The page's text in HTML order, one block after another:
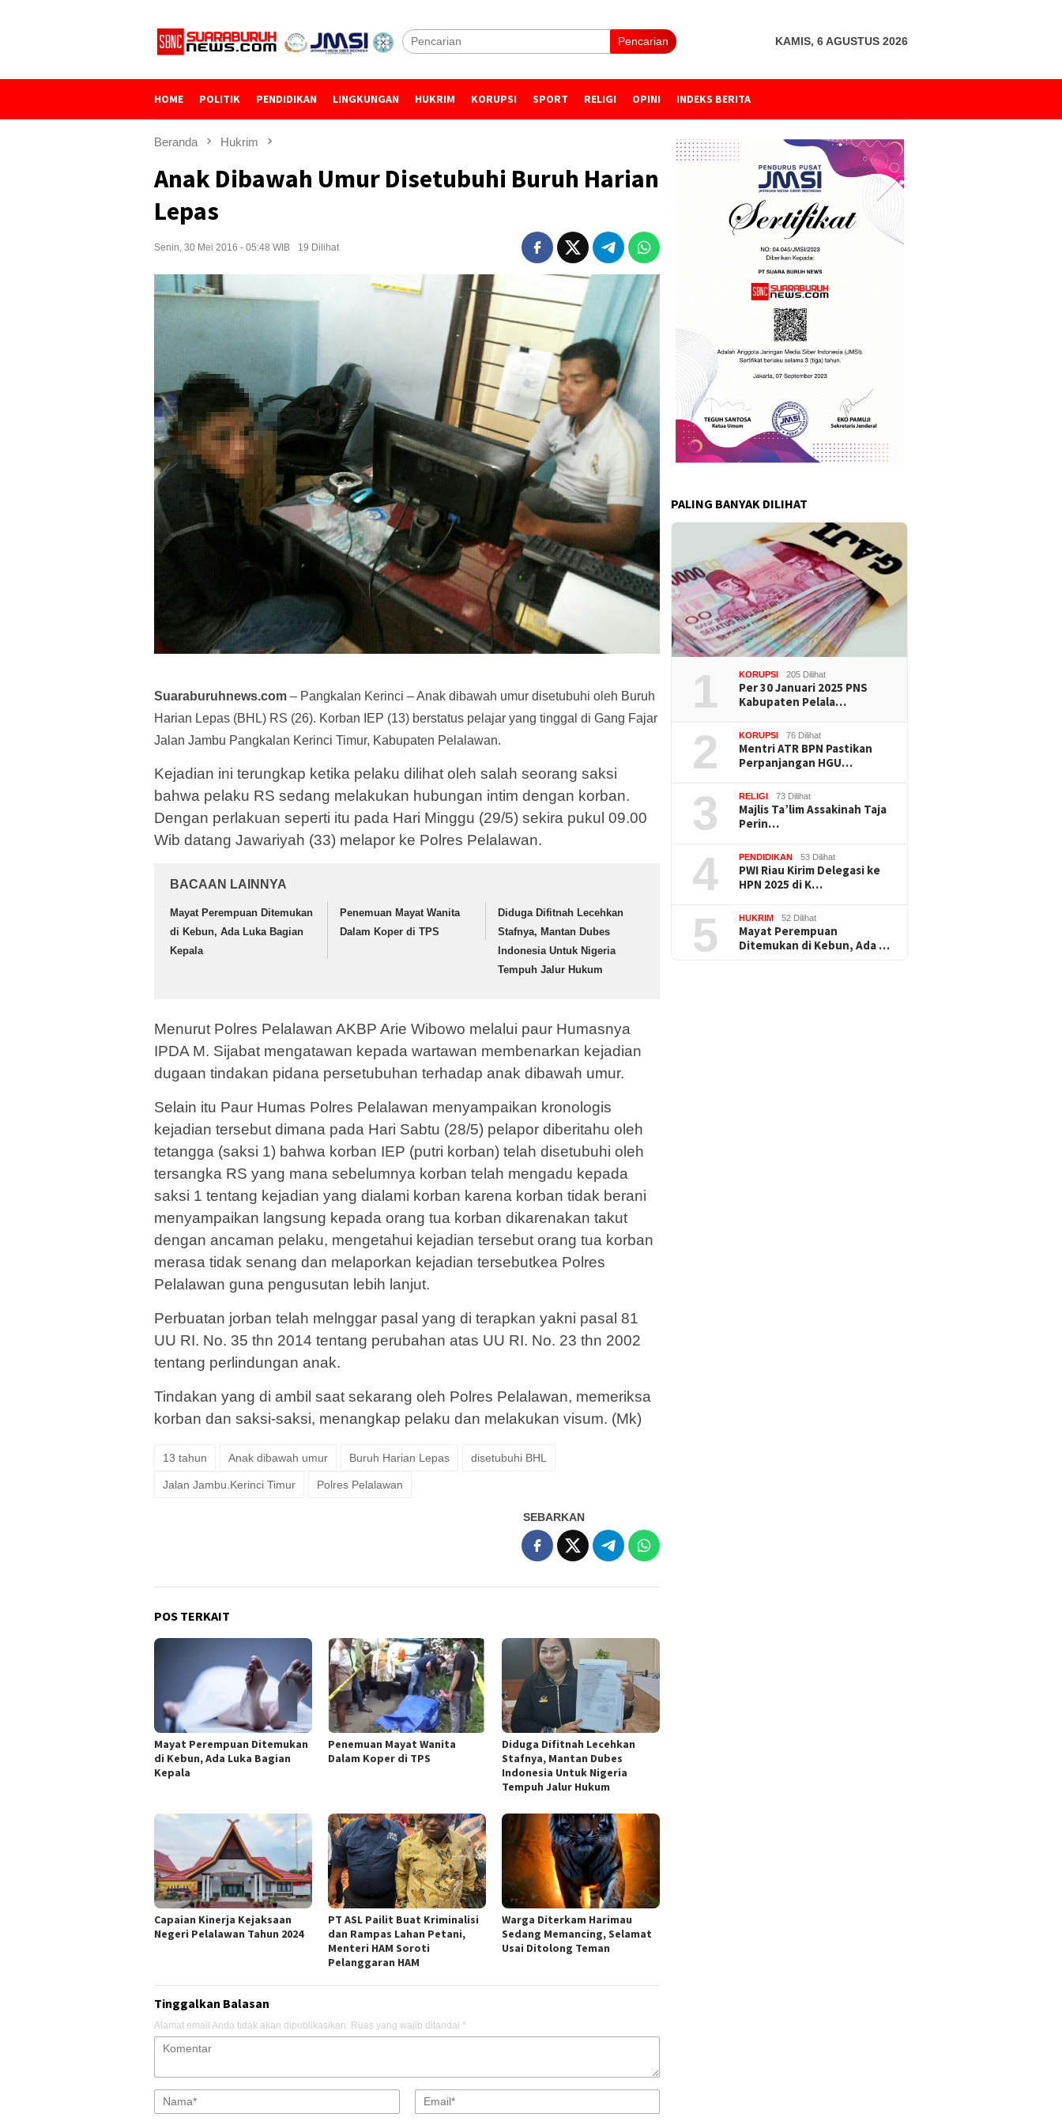
Pencarian KAMIS, 6 AGUSTUS 2026
HOME POLITIK PENDIDIKAN LINGKUNGAN HUKRIM KORUPSI SPORT RELIGI OPINI INDEKS BERITA
Beranda Hukrim
Anak Dibawah Umur Disetubuhi Buruh Harian
Lepas
Senin, 30 Mei 2016 - 05:48 WIB 19 Dilihat
Suaraburuhnews.com – Pangkalan Kerinci – Anak dibawah umur disetubuhi oleh Buruh
Harian Lepas (BHL) RS (26). Korban IEP (13) berstatus pelajar yang tinggal di Gang Fajar
Jalan Jambu Pangkalan Kerinci Timur, Kabupaten Pelalawan.
Kejadian ini terungkap ketika pelaku dilihat oleh salah seorang saksi
bahwa pelaku RS sedang melakukan hubungan intim dengan korban.
Dengan perlakuan seperti itu pada Hari Minggu (29/5) sekira pukul 09.00
Wib datang Jawariyah (33) melapor ke Polres Pelalawan.
BACAAN LAINNYA
Mayat Perempuan Ditemukan
di Kebun, Ada Luka Bagian
Kepala
Penemuan Mayat Wanita
Dalam Koper di TPS
Diduga Difitnah Lecehkan
Stafnya, Mantan Dubes
Indonesia Untuk Nigeria
Tempuh Jalur Hukum
Menurut Polres Pelalawan AKBP Arie Wibowo melalui paur Humasnya
IPDA M. Sijabat mengatawan kepada wartawan membenarkan kejadian
dugaan tindakan pidana persetubuhan terhadap anak dibawah umur.
Selain itu Paur Humas Polres Pelalawan menyampaikan kronologis
kejadian tersebut dimana pada Hari Sabtu (28/5) pelapor diberitahu oleh
tetangga (saksi 1) bahwa korban IEP (putri korban) telah disetubuhi oleh
tersangka RS yang mana sebelumnya korban telah mengadu kepada
saksi 1 tentang kejadian yang dialami korban karena korban tidak berani
menyampaikan langsung kepada orang tua korban dikarenakan takut
dengan ancaman pelaku, mengetahui kejadian tersebut orang tua korban
merasa tidak senang dan melaporkan kejadian tersebutkea Polres
Pelalawan guna pengusutan lebih lanjut.
Perbuatan jorban telah melnggar pasal yang di terapkan yakni pasal 81
UU RI. No. 35 thn 2014 tentang perubahan atas UU RI. No. 23 thn 2002
tentang perlindungan anak.
Tindakan yang di ambil saat sekarang oleh Polres Pelalawan, memeriksa
korban dan saksi-saksi, menangkap pelaku dan melakukan visum. (Mk)
13 tahun Anak dibawah umur Buruh Harian Lepas disetubuhi BHL
Jalan Jambu.Kerinci Timur Polres Pelalawan
SEBARKAN
POS TERKAIT
Mayat Perempuan Ditemukan
di Kebun, Ada Luka Bagian
Kepala
Penemuan Mayat Wanita
Dalam Koper di TPS
Diduga Difitnah Lecehkan
Stafnya, Mantan Dubes
Indonesia Untuk Nigeria
Tempuh Jalur Hukum
Capaian Kinerja Kejaksaan
Negeri Pelalawan Tahun 2024
PT ASL Pailit Buat Kriminalisi
dan Rampas Lahan Petani,
Menteri HAM Soroti
Pelanggaran HAM
Warga Diterkam Harimau
Sedang Memancing, Selamat
Usai Ditolong Teman
Tinggalkan Balasan
Alamat email Anda tidak akan dipublikasikan. Ruas yang wajib ditandai *
PALING BANYAK DILIHAT
1 KORUPSI 205 Dilihat
Per 30 Januari 2025 PNS
Kabupaten Pelala…
2 KORUPSI 76 Dilihat
Mentri ATR BPN Pastikan
Perpanjangan HGU…
3 RELIGI 73 Dilihat
Majlis Ta’lim Assakinah Taja
Perin…
4 PENDIDIKAN 53 Dilihat
PWI Riau Kirim Delegasi ke
HPN 2025 di K…
5 HUKRIM 52 Dilihat
Mayat Perempuan
Ditemukan di Kebun, Ada …